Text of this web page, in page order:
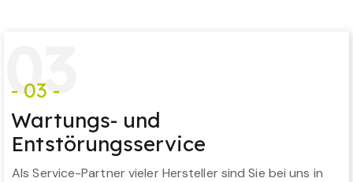
03
- 03 -
Wartungs- und
Entstörungsservice
Als Service-Partner vieler Hersteller sind Sie bei uns in